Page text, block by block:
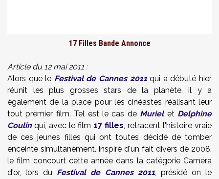
17 Filles Bande Annonce
Article du 12 mai 2011 :
Alors que le Festival de Cannes 2011qui a débuté hier
réunit les plus grosses stars de la planète, il y a
également de la place pour les cinéastes réalisant leur
tout premier film. Tel est le cas de Murielet Delphine
Coulinqui, avec le film 17 filles, retracent l'histoire vraie
de ces jeunes filles qui ont toutes décidé de tomber
enceinte simultanément. Inspiré d'un fait divers de 2008,
le film concourt cette année dans la catégorie Caméra
d'or, lors du Festival de Cannes 2011, présidé on le